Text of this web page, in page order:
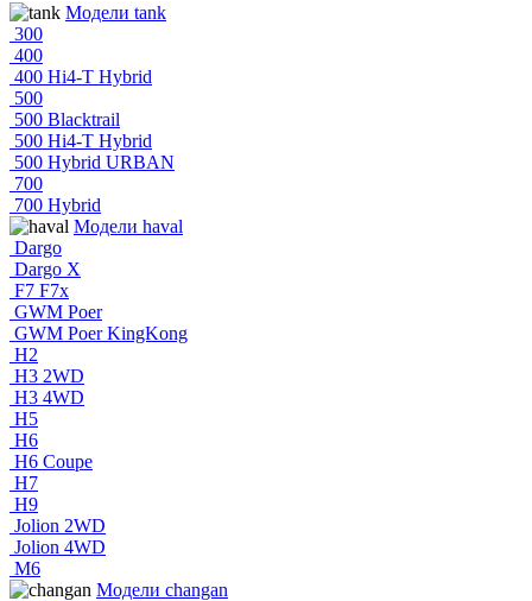
Модели tank
300
400
400 Hi4-T Hybrid
500
500 Blacktrail
500 Hi4-T Hybrid
500 Hybrid URBAN
700
700 Hybrid
Модели haval
Dargo
Dargo X
F7 F7x
GWM Poer
GWM Poer KingKong
H2
H3 2WD
H3 4WD
H5
H6
H6 Coupe
H7
H9
Jolion 2WD
Jolion 4WD
M6
Модели changan